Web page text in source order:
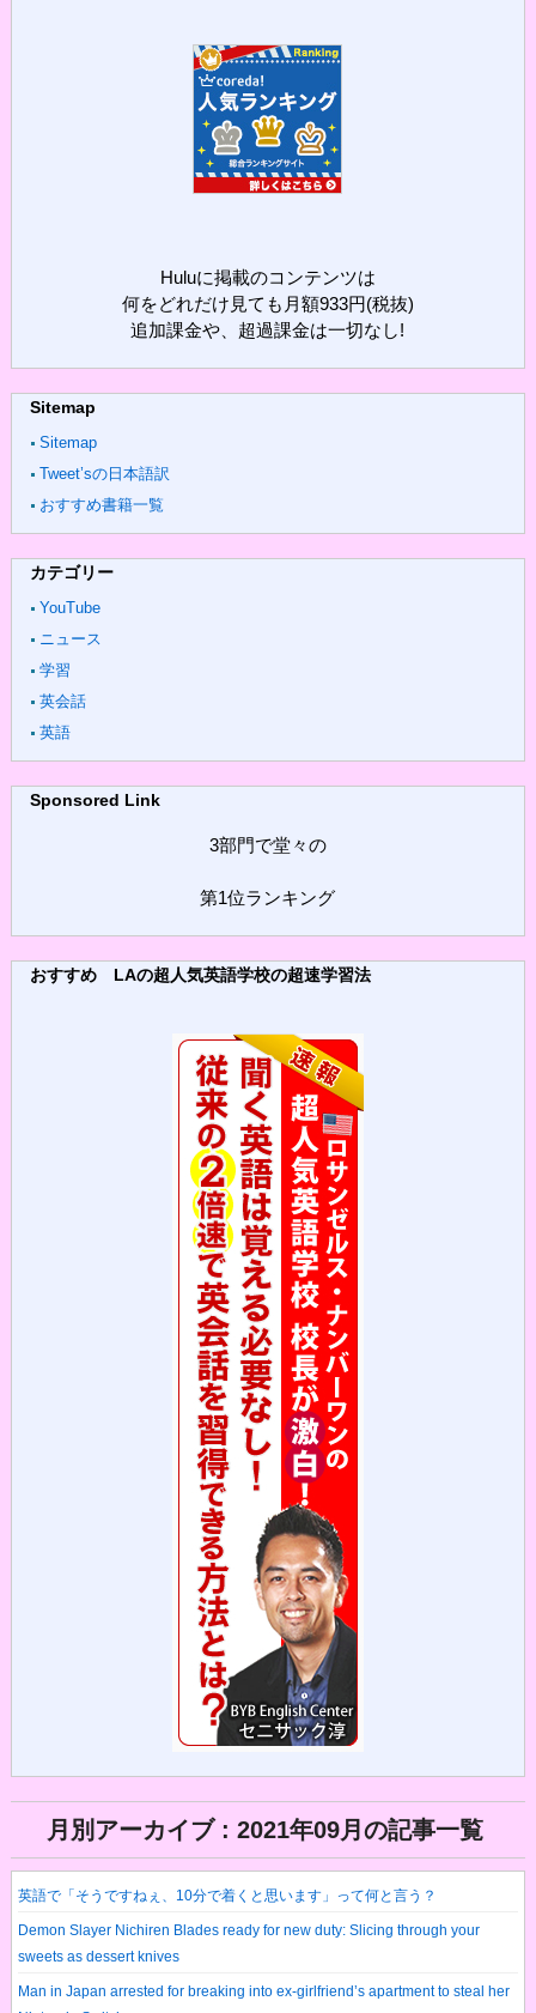
Huluに掲載のコンテンツは
何をどれだけ見ても月額933円(税抜)
追加課金や、超過課金は一切なし!
Sitemap
Sitemap
Tweet’sの日本語訳
おすすめ書籍一覧
カテゴリー
YouTube
ニュース
学習
英会話
英語
Sponsored Link
3部門で堂々の
第1位ランキング
おすすめ LAの超人気英語学校の超速学習法
月別アーカイブ : 2021年09月の記事一覧
英語で「そうですねぇ、10分で着くと思います」って何と言う？
Demon Slayer Nichiren Blades ready for new duty: Slicing through your
sweets as dessert knives
Man in Japan arrested for breaking into ex-girlfriend’s apartment to steal her